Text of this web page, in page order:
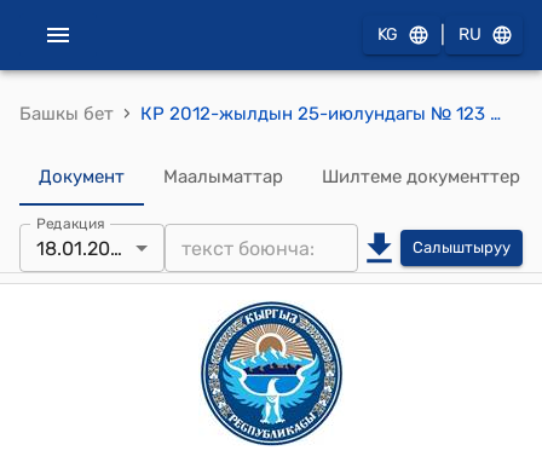
KG RU
Башкы бет › КР 2012-жылдын 25-июлундагы № 123 "Кыргыз Республикасынын айрым мыйзам актыларына өзгөртүүлөрдү жана толуктоолорду киргизүү жөнүндө" Мыйзамы
Документ Маалыматтар Шилтеме документтер
Редакция
18.01.2022 Салыштыруу